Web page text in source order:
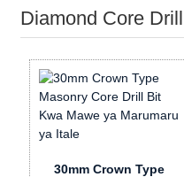
Diamond Core
30mm Crown Type